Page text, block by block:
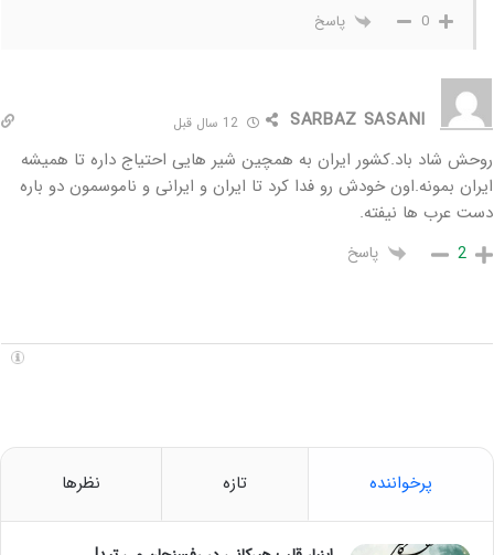
0 پاسخ
SARBAZ SASANI 12 سال قبل
روحش شاد باد.کشور ایران به همچین شیر هایی احتیاج داره تا همیشه
ایران بمونه.اون خودش رو فدا کرد تا ایران و ایرانی و ناموسمون دو باره
دست عرب ها نیفته.
2 پاسخ
پرخواننده تازه نظرها